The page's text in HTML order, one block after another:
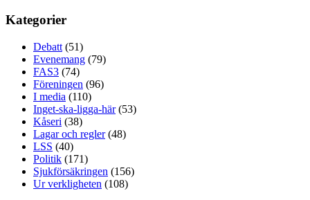
Kategorier
Debatt (51)
Evenemang (79)
FAS3 (74)
Föreningen (96)
I media (110)
Inget-ska-ligga-här(53)
Kåseri (38)
Lagar och regler(48)
LSS (40)
Politik (171)
Sjukförsäkringen (156)
Ur verkligheten (108)